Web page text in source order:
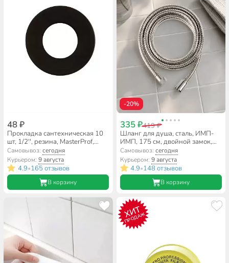
48 ₽
Прокладка сантехническая 10
шт, 1/2'', резина, MasterProf,
индивидуальная упаковка,
ИС.130380
Самовывоз:сегодня
Курьером:9 августа
4.9•165 отзывов
В корзину
-20%
335 ₽419 ₽
Шланг для душа, сталь, ИМП-
ИМП, 175 см, двойной замок,
SPL, 3600.175B
Самовывоз: сегодня
Курьером: 9 августа
4.9•148 отзывов
В корзину
ХИТ
ПРОДАЖ